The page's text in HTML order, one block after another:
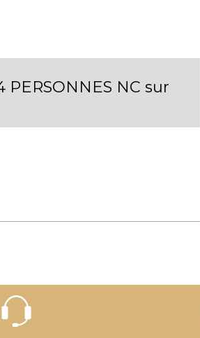
PERSONNES NC sur